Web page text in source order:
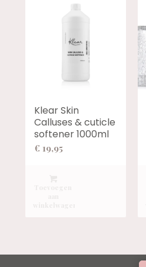
Klear Skin
Calluses & cuticle
softener 1000ml
€ 19,95